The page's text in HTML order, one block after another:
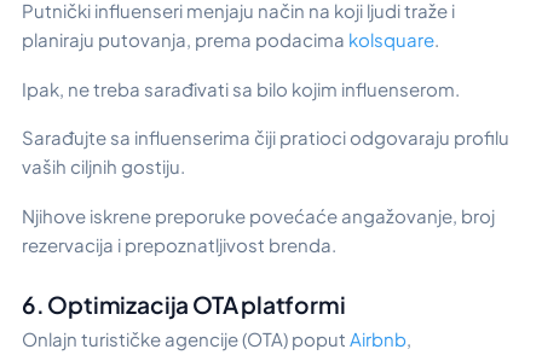
Putnički influenseri menjaju način na koji ljudi traže i
planiraju putovanja, prema podacima kolsquare.
Ipak, ne treba sarađivati sa bilo kojim influenserom.
Sarađujte sa influenserima čiji pratioci odgovaraju profilu
vaših ciljnih gostiju.
Njihove iskrene preporuke povećaće angažovanje, broj
rezervacija i prepoznatljivost brenda.
6. Optimizacija OTA platformi
Onlajn turističke agencije (OTA) poput Airbnb,